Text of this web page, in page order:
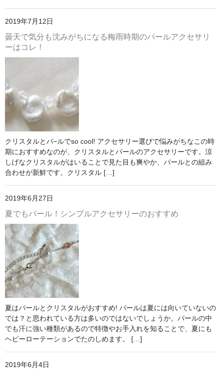
2019年7月12日
曇天で気分も沈みがちになる梅雨時期のパールアクセサリ
ーはコレ！
クリスタルとパ−ルでso cool! アクセサリー選びで悩みがちなこの時
期におすすめなのが、クリスタルとパールのアクセサリーです。涼
しげなクリスタルがはいることで見た目も爽やか、パールとの組み
合わせが新鮮です。クリスタル […]
2019年6月27日
夏でもパール！シンプルアクセサリーのおすすめ
夏はパールとクリスタルがおすすめ! パールは夏には向いていないの
では？と思われている方は多いのではないでしょうか。パールの中
でも汗に強い種類があるので特徴やお手入れを知ることで、夏にも
ヘビーローテーションでたのしめます。 […]
2019年6月4日